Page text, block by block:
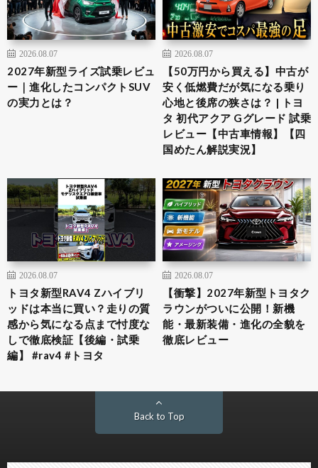
2026.08.07
2027年新型ライズ試乗レビュ
ー｜進化したコンパクトSUV
の実力とは？
2026.08.07
【50万円から買える】中古が
安く低燃費だが気になる乗り
心地と後席の狭さは？ | トヨ
タ 初代アクア Gグレード 試乗
レビュー【中古車情報】【四
国めたん解説実況】
2026.08.07
トヨタ新型RAV4 Zハイブリ
ッドは本当に買い？走りの質
感から気になる点まで忖度な
しで徹底検証【後編・試乗
編】 #rav4 #トヨタ
2026.08.07
【衝撃】2027年新型トヨタク
ラウンがついに公開！新機
能・最新装備・進化の全貌を
徹底レビュー
Back to Top